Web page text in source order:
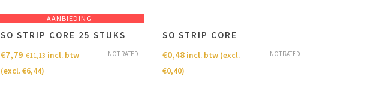
AANBIEDING
SO STRIP CORE 25 STUKS
NOT RATED
€11,13
€7,79
incl. btw
(excl.€6,44)
SO STRIP CORE
NOT RATED
€0,48 incl. btw (excl.
€0,40)